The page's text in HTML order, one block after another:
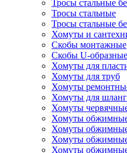
Тросы стальные
Тросы стальные
Тросы стальные
Хомуты и
Скобы монтажные
Скобы U-
Хомуты для
Хомуты для труб
Хомуты
Хомуты для
Хомуты
Хомуты
Хомуты
Хомуты
Хомуты